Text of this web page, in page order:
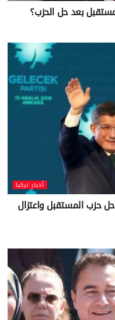
بعد حل الحزب؟
أخبار تركيا
حزب المستقبل واعتزال